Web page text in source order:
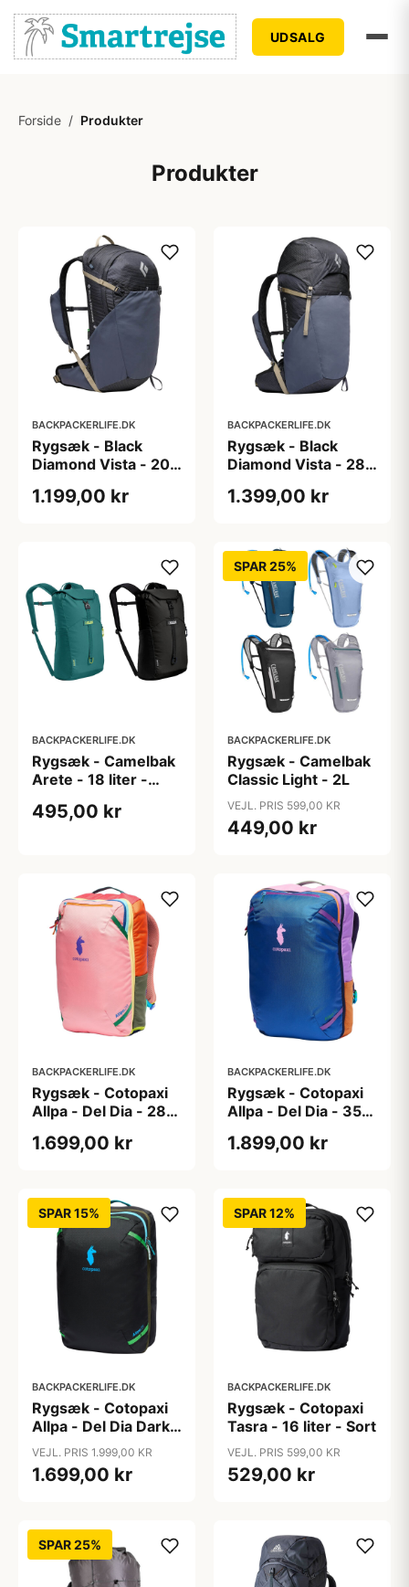
UDSALG
Forside / Produkter
Produkter
BACKPACKERLIFE.DK
Rygsæk - Black
Diamond Vista - 20
1.199,00 kr
BACKPACKERLIFE.DK
Rygsæk - Black
Diamond Vista - 28
1.399,00 kr
BACKPACKERLIFE.DK
Rygsæk - Camelbak
Arete - 18 liter -
495,00 kr
SPAR 25%
BACKPACKERLIFE.DK
Rygsæk - Camelbak
Classic Light - 2L
VEJL. PRIS 599,00 KR
449,00 kr
BACKPACKERLIFE.DK
Rygsæk - Cotopaxi
Allpa - Del Dia - 28
1.699,00 kr
BACKPACKERLIFE.DK
Rygsæk - Cotopaxi
Allpa - Del Dia - 35
1.899,00 kr
SPAR 15%
BACKPACKERLIFE.DK
Rygsæk - Cotopaxi
Allpa - Del Dia Dark -
35 liter
VEJL. PRIS 1.999,00 KR
1.699,00 kr
SPAR 12%
BACKPACKERLIFE.DK
Rygsæk - Cotopaxi
Tasra - 16 liter - Sort
VEJL. PRIS 599,00 KR
529,00 kr
SPAR 25%